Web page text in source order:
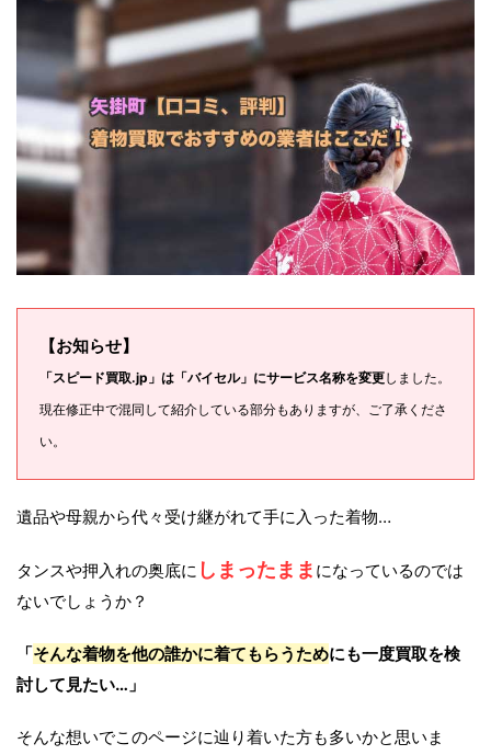
【お知らせ】
「スピード買取.jp」は「バイセル」にサービス名称を変更しました。
現在修正中で混同して紹介している部分もありますが、ご了承くださ
い。
遺品や母親から代々受け継がれて手に入った着物…
タンスや押入れの奥底に しまったまま になっているのでは
ないでしょうか？
「そんな着物を他の誰かに着てもらうためにも一度買取を検
討して見たい…」
そんな想いでこのページに辿り着いた方も多いかと思いま